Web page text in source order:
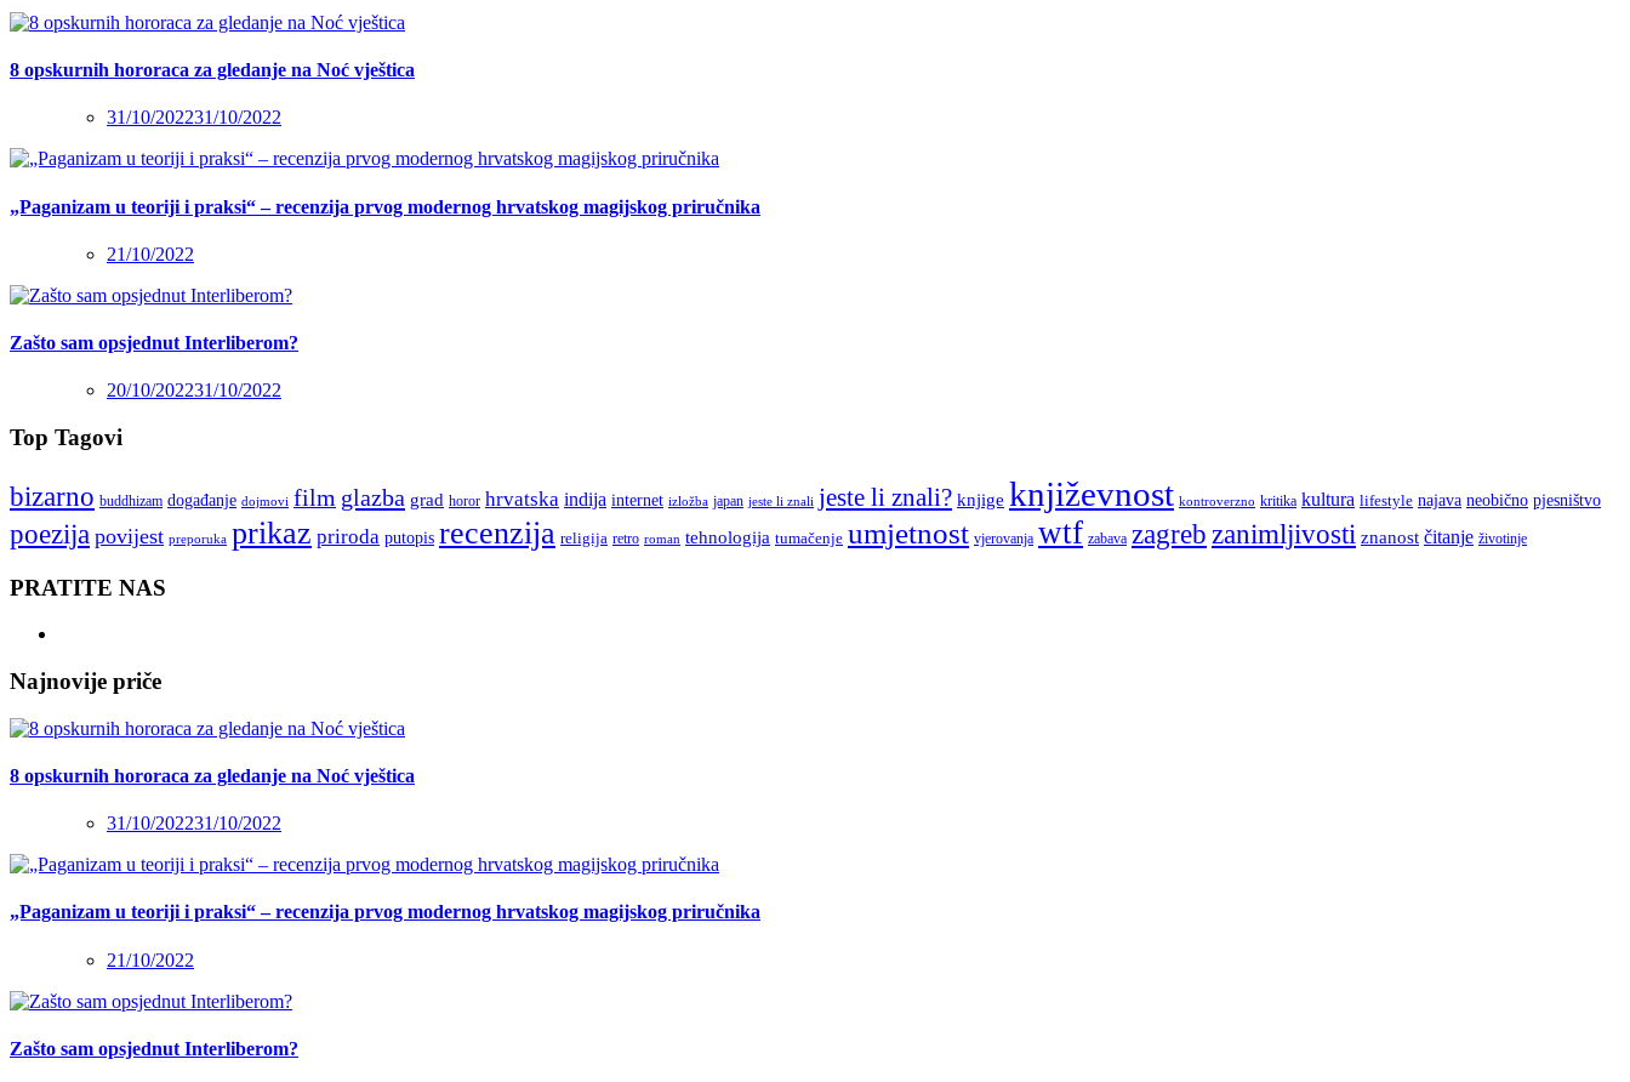
8 opskurnih hororaca za gledanje na Noć vještica
31/10/202231/10/2022
„Paganizam u teoriji i praksi“ – recenzija prvog modernog hrvatskog magijskog priručnika
21/10/2022
Zašto sam opsjednut Interliberom?
20/10/202231/10/2022
Top Tagovi
bizarno buddhizam događanje dojmovi film glazba grad horor hrvatska indija internet izložba japan jeste li znali jeste li znali? knjige književnost kontroverzno kritika kultura lifestyle najava neobično pjesništvo
poezija povijest preporuka prikaz priroda putopis recenzija religija retro roman tehnologija tumačenje umjetnost vjerovanja wtf zabava zagreb zanimljivosti znanost čitanje životinje
PRATITE NAS
Najnovije priče
8 opskurnih hororaca za gledanje na Noć vještica
31/10/202231/10/2022
„Paganizam u teoriji i praksi“ – recenzija prvog modernog hrvatskog magijskog priručnika
21/10/2022
Zašto sam opsjednut Interliberom?